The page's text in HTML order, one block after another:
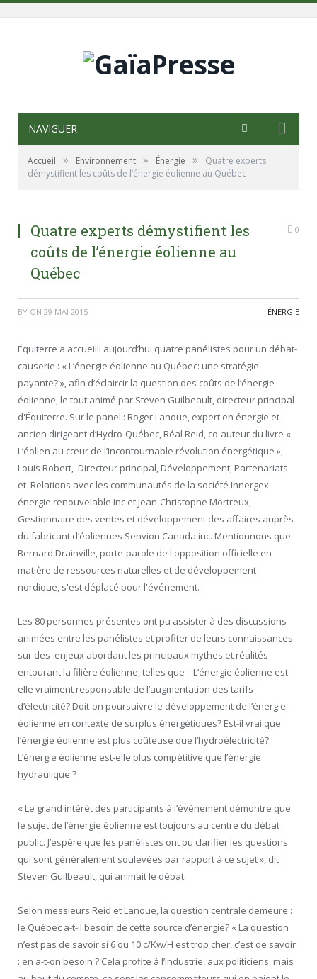
NAVIGUER
Accueil » Environnement » Énergie »
Quatre experts
démystifient les coûts de l’énergie éolienne au Québec
Quatre experts démystifient les
coûts de l’énergie éolienne au
Québec
0
BY ON 29 MAI 2015 ÉNERGIE
Équiterre a accueilli aujourd’hui quatre panélistes pour un débat-
causerie : « L’énergie éolienne au Québec: une stratégie
payante? », afin d’éclaircir la question des coûts de l’énergie
éolienne, le tout animé par Steven Guilbeault, directeur principal
d'Équiterre. Sur le panel : Roger Lanoue, expert en énergie et
ancien dirigeant d’Hydro-Québec, Réal Reid, co-auteur du livre «
L’éolien au cœur de l’incontournable révolution énergétique »,
Louis Robert, Directeur principal, Développement, Partenariats
et Relations avec les communautés de la société Innergex
énergie renouvelable inc et Jean-Christophe Mortreux,
Gestionnaire des ventes et développement des affaires auprès
du fabricant d’éoliennes Senvion Canada inc. Mentionnons que
Bernard Drainville, porte-parole de l'opposition officielle en
matière de ressources naturelles et de développement
nordique, s'est déplacé pour l'événement.
Les 80 personnes présentes ont pu assister à des discussions
animées entre les panélistes et profiter de leurs connaissances
sur des enjeux abordant les principaux mythes et réalités
entourant la filière éolienne, telles que : L’énergie éolienne est-
elle vraiment responsable de l’augmentation des tarifs
d’électricité? Doit-on poursuivre le développement de l’énergie
éolienne en contexte de surplus énergétiques? Est-il vrai que
l’énergie éolienne est plus coûteuse que l’hydroélectricité?
L’énergie éolienne est-elle plus compétitive que l’énergie
hydraulique ?
« Le grand intérêt des participants à l’événement démontre que
le sujet de l’énergie éolienne est toujours au centre du débat
public. J’espère que les panélistes ont pu clarifier les questions
qui sont généralement soulevées par rapport à ce sujet », dit
Steven Guilbeault, qui animait le débat.
Selon messieurs Reid et Lanoue, la question centrale demeure :
le Québec a-t-il besoin de cette source d’énergie? « La question
n’est pas de savoir si 6 ou 10 c/Kw/H est trop cher, c’est de savoir
: en a-t-on besoin ? Cela profite à l’industrie, aux politiciens, mais